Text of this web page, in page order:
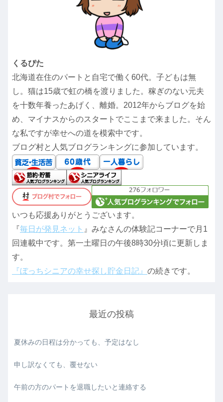
くるぴた
北海道在住のパートと自宅で働く60代。子どもは無
し。猫は15歳で虹の橋を渡りました。稼ぎのない元夫
を十数年養ったあげく、離婚。2012年からブログを始
め、マイナスからのスタートでここまで来ました。そん
な私ですが幸せへの道を模索中です。
ブログ村と人気ブログランキングに参加しています。
いつも応援ありがとうございます。
『毎日が発見ネット 』みなさんの体験記コーナーで月1
回連載中です。第一土曜日の午後8時30分頃に更新しま
す。
『ぼっちシニアの幸せ探し貯金日記』 の続きです。
最近の投稿
夏休みの日程は分かっても、予定はなし
申し訳なくても、覆せない
午前の方のパートを退職したいと連絡する